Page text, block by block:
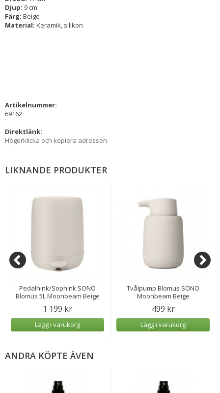
Djup: 9 cm
Färg: Beige
Material: Keramik, silikon
Artikelnummer:
69162
Direktlänk:
Högerklicka och kopiera adressen
LIKNANDE PRODUKTER
Pedalhink/Sophink SONO
Blomus 5L Moonbeam Beige
1 199 kr
Lägg i varukorg
Tvålpump Blomus SONO
Moonbeam Beige
499 kr
Lägg i varukorg
ANDRA KÖPTE ÄVEN